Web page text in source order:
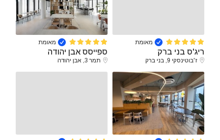
מאומת
ריג'ס בני ברק
ז'בוטינסקי 9, בני ברק
מאומת
ספייסס אבן יהודה
תמר 3, אבן יהודה